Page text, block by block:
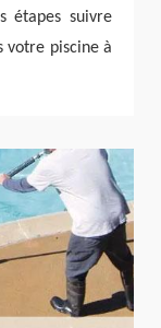
étapes suivre
votre piscine à